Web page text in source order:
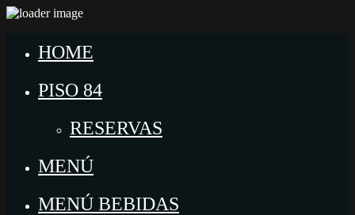
HOME
PISO 84
RESERVAS
MENÚ
MENÚ BEBIDAS